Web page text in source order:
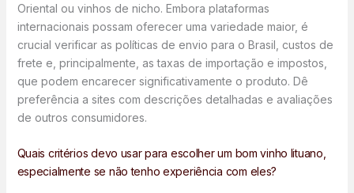
Oriental ou vinhos de nicho. Embora plataformas
internacionais possam oferecer uma variedade maior, é
crucial verificar as políticas de envio para o Brasil, custos de
frete e, principalmente, as taxas de importação e impostos,
que podem encarecer significativamente o produto. Dê
preferência a sites com descrições detalhadas e avaliações
de outros consumidores.
Quais critérios devo usar para escolher um bom vinho lituano,
especialmente se não tenho experiência com eles?